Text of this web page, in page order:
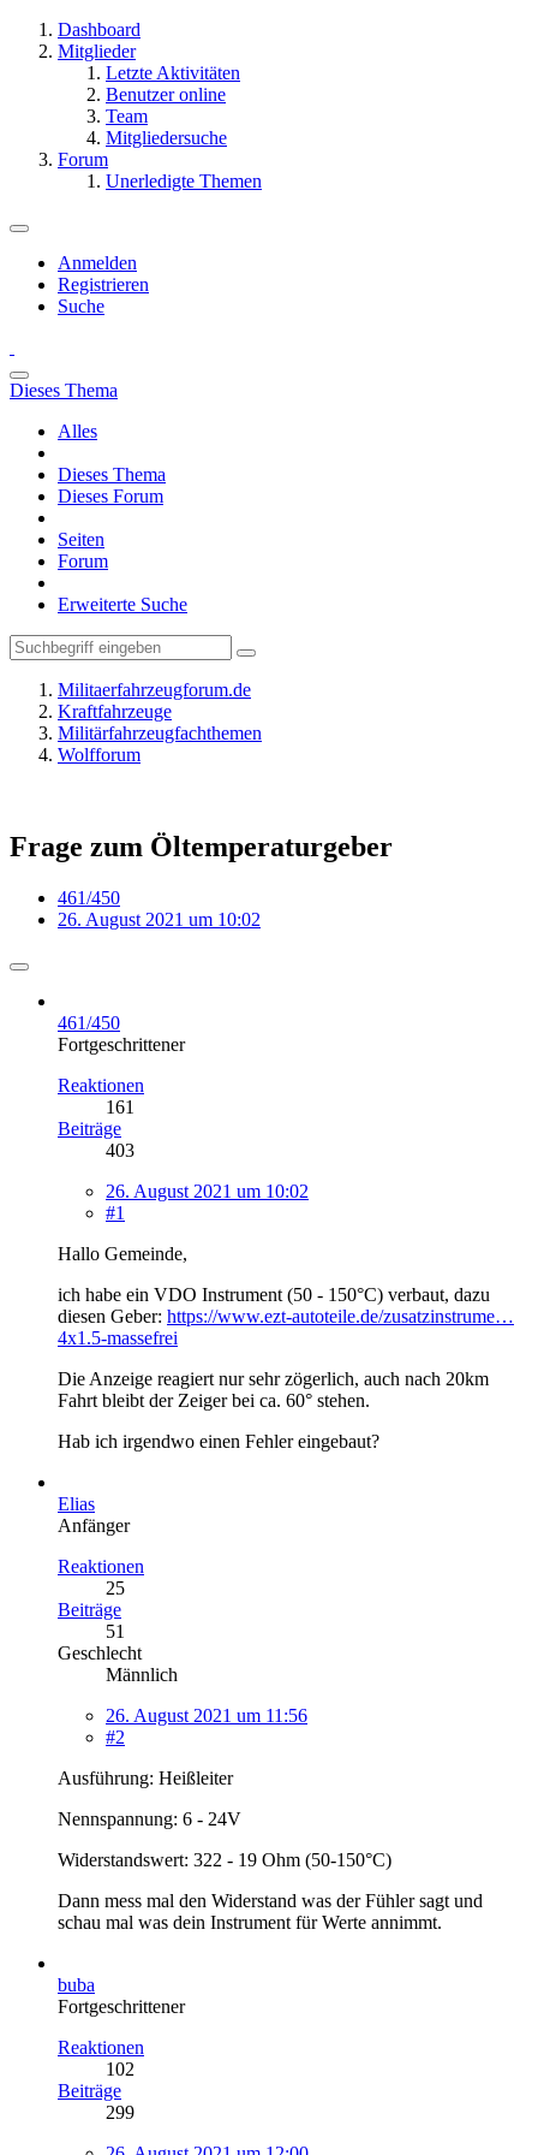
Dashboard
Mitglieder
Letzte Aktivitäten
Benutzer online
Team
Mitgliedersuche
Forum
Unerledigte Themen
Anmelden
Registrieren
Suche
Dieses Thema
Alles
Dieses Thema
Dieses Forum
Seiten
Forum
Erweiterte Suche
Militaerfahrzeugforum.de
Kraftfahrzeuge
Militärfahrzeugfachthemen
Wolfforum
Frage zum Öltemperaturgeber
461/450
26. August 2021 um 10:02
461/450
Fortgeschrittener
Reaktionen
161
Beiträge
403
26. August 2021 um 10:02
#1
Hallo Gemeinde,
ich habe ein VDO Instrument (50 - 150°C) verbaut, dazu
diesen Geber: https://www.ezt-autoteile.de/zusatzinstrume…
4x1.5-massefrei
Die Anzeige reagiert nur sehr zögerlich, auch nach 20km
Fahrt bleibt der Zeiger bei ca. 60° stehen.
Hab ich irgendwo einen Fehler eingebaut?
Elias
Anfänger
Reaktionen
25
Beiträge
51
Geschlecht
Männlich
26. August 2021 um 11:56
#2
Ausführung: Heißleiter
Nennspannung: 6 - 24V
Widerstandswert: 322 - 19 Ohm (50-150°C)
Dann mess mal den Widerstand was der Fühler sagt und
schau mal was dein Instrument für Werte annimmt.
buba
Fortgeschrittener
Reaktionen
102
Beiträge
299